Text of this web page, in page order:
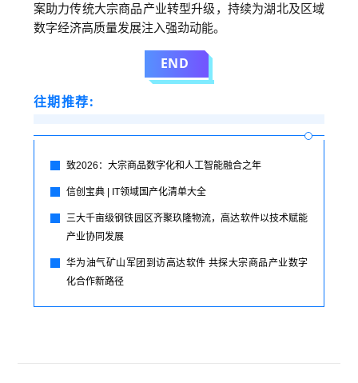
案助力传统大宗商品产业转型升级，持续为湖北及区域
数字经济高质量发展注入强劲动能。
END
往期推荐:
致2026：大宗商品数字化和人工智能融合之年
信创宝典 | IT领域国产化清单大全
三大千亩级钢铁园区齐聚玖隆物流，高达软件以技术赋能
产业协同发展
华为油气矿山军团到访高达软件 共探大宗商品产业数字
化合作新路径